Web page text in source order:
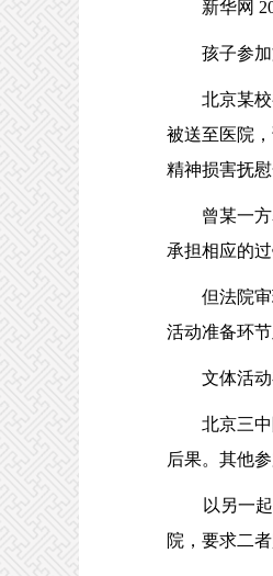
新华网
孩子参加文
北京某校初
被送至医院
精神损害抚慰
曾某一方表
承担相应的过
但法院审理
活动准备环
文体活动
北京三中院
后果。其他
以另一起纠
院，要求二